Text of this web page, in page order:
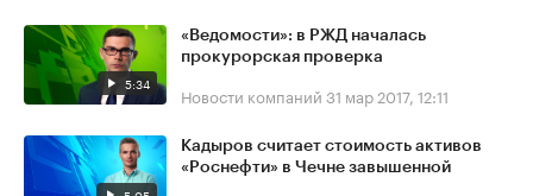
5:34
«Ведомости»: в РЖД началась
прокурорская проверка
Новости компаний 31 мар 2017, 12:11
Кадыров считает стоимость активов
«Роснефти» в Чечне завышенной